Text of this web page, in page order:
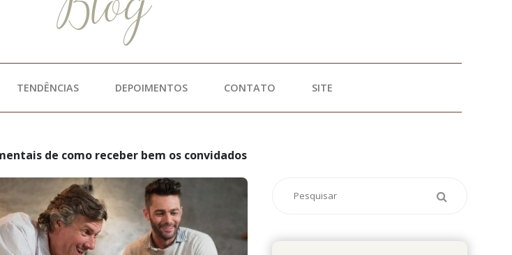
TENDÊNCIAS DEPOIMENTOS CONTATO SITE
de como receber bem os convidados